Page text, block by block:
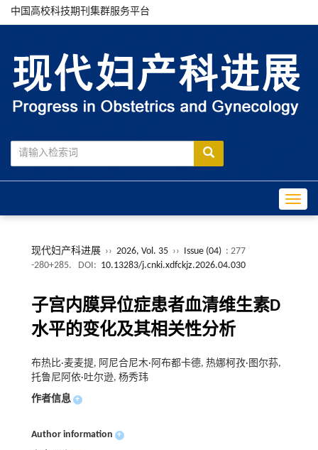
中国高校科技期刊集群服务平台
现代妇产科进展 ›› 2026, Vol. 35 ›› Issue (04) : 277
-280+285.
DOI: 10.13283/j.cnki.xdfckjz.2026.04.030
子宫内膜异位症患者血清维生素D
水平的变化及其相关性分析
布热比·麦麦提, 阿尼合尼木·阿布都卡德, 热娜柯孜·图尔荪,
托鲁尼阿依·吐尔逊, 杨秀玮
作者信息 +
Author information +